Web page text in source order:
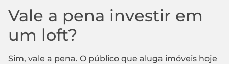
Vale a pena investir em
um loft?
Sim, vale a pena. O público que aluga imóveis hoje